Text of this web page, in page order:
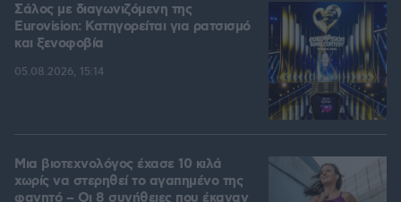
Σάλος με διαγωνιζόμενη της
Eurovision: Κατηγορείται για ρατσισμό
και ξενοφοβία
05.08.2026, 15:14
Μια βιοτεχνολόγος έχασε 10 κιλά
χωρίς να στερηθεί το αγαπημένο της